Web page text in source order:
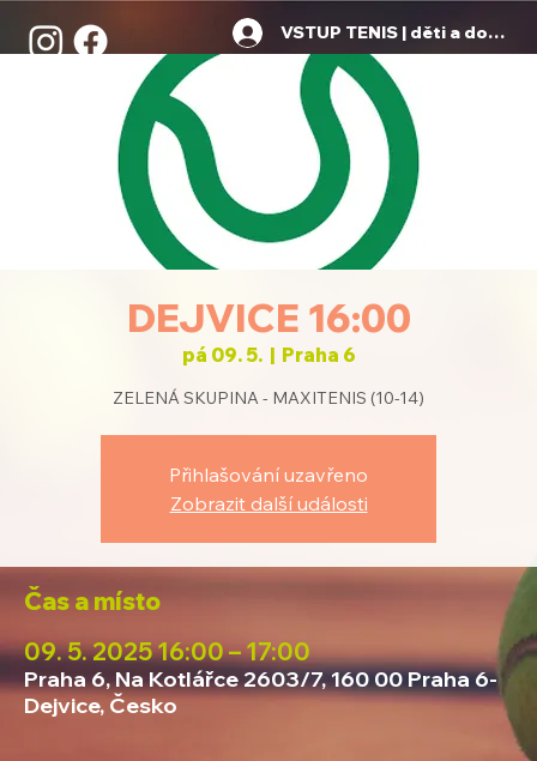
VSTUP TENIS | děti a dospělí
DEJVICE 16:00
pá 09. 5.
  |
Praha 6
ZELENÁ SKUPINA - MAXITENIS (10-14)
Přihlašování uzavřeno
Zobrazit další události
Čas a místo
09. 5. 2025 16:00 – 17:00
Praha 6, Na Kotlářce 2603/7, 160 00 Praha 6-
Dejvice, Česko